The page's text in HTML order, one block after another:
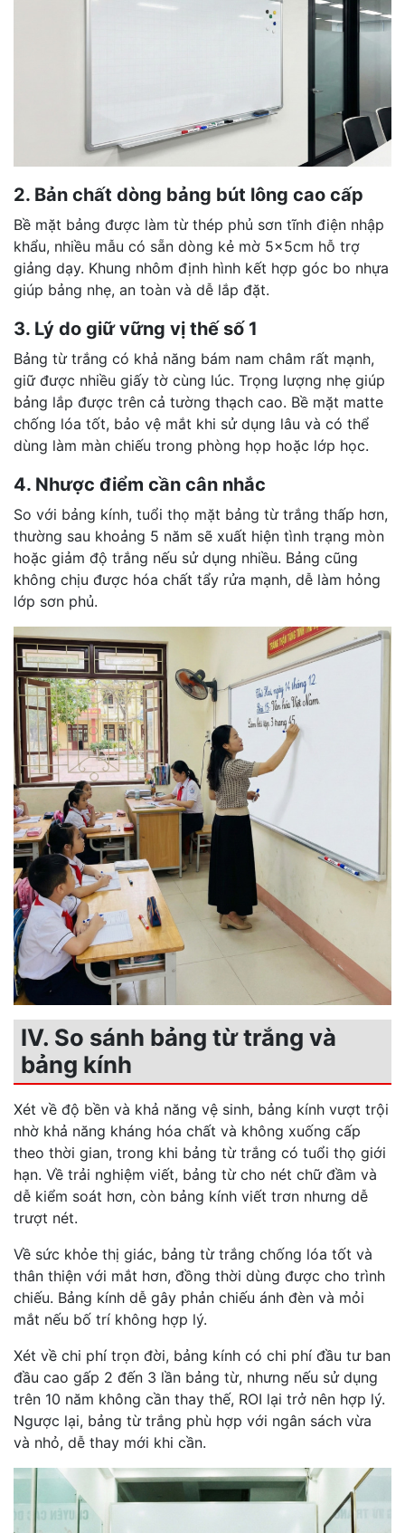
2. Bản chất dòng bảng bút lông cao cấp
Bề mặt bảng được làm từ thép phủ sơn tĩnh điện nhập
khẩu, nhiều mẫu có sẵn dòng kẻ mờ 5x5cm hỗ trợ
giảng dạy. Khung nhôm định hình kết hợp góc bo nhựa
giúp bảng nhẹ, an toàn và dễ lắp đặt.
3. Lý do giữ vững vị thế số 1
Bảng từ trắng có khả năng bám nam châm rất mạnh,
giữ được nhiều giấy tờ cùng lúc. Trọng lượng nhẹ giúp
bảng lắp được trên cả tường thạch cao. Bề mặt matte
chống lóa tốt, bảo vệ mắt khi sử dụng lâu và có thể
dùng làm màn chiếu trong phòng họp hoặc lớp học.
4. Nhược điểm cần cân nhắc
So với bảng kính, tuổi thọ mặt bảng từ trắng thấp hơn,
thường sau khoảng 5 năm sẽ xuất hiện tình trạng mòn
hoặc giảm độ trắng nếu sử dụng nhiều. Bảng cũng
không chịu được hóa chất tẩy rửa mạnh, dễ làm hỏng
lớp sơn phủ.
IV. So sánh bảng từ trắng và
bảng kính
Xét về độ bền và khả năng vệ sinh, bảng kính vượt trội
nhờ khả năng kháng hóa chất và không xuống cấp
theo thời gian, trong khi bảng từ trắng có tuổi thọ giới
hạn. Về trải nghiệm viết, bảng từ cho nét chữ đầm và
dễ kiểm soát hơn, còn bảng kính viết trơn nhưng dễ
trượt nét.
Về sức khỏe thị giác, bảng từ trắng chống lóa tốt và
thân thiện với mắt hơn, đồng thời dùng được cho trình
chiếu. Bảng kính dễ gây phản chiếu ánh đèn và mỏi
mắt nếu bố trí không hợp lý.
Xét về chi phí trọn đời, bảng kính có chi phí đầu tư ban
đầu cao gấp 2 đến 3 lần bảng từ, nhưng nếu sử dụng
trên 10 năm không cần thay thế, ROI lại trở nên hợp lý.
Ngược lại, bảng từ trắng phù hợp với ngân sách vừa
và nhỏ, dễ thay mới khi cần.